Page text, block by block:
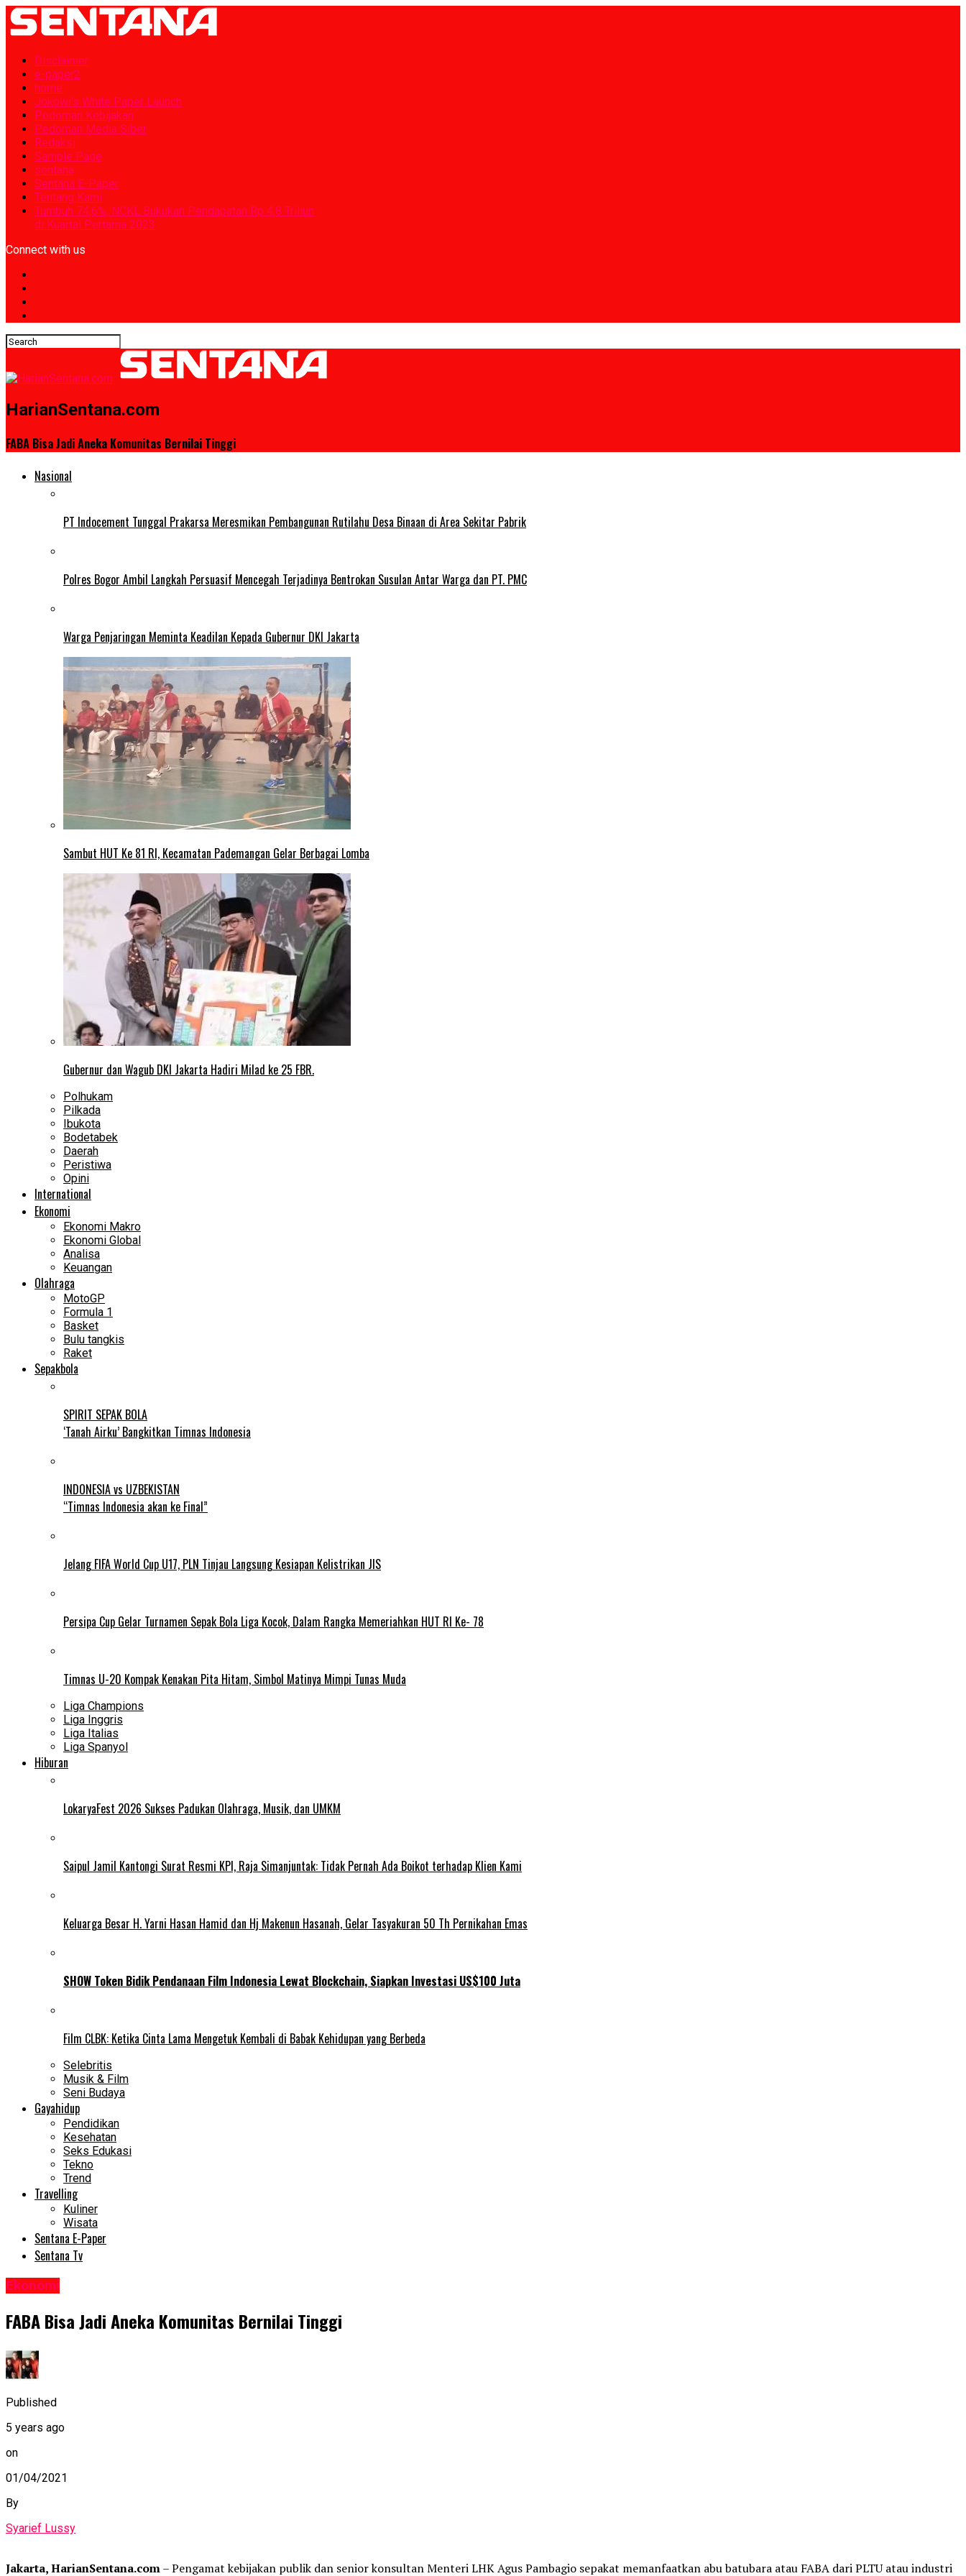
Disclaimer
e-paper2
home
Jokowi’s White Paper Launch
Pedoman Kebijakan
Pedoman Media Siber
Redaksi
Sample Page
sentana
Sentana E-Paper
Tentang Kami
Tumbuh 74,6%, NCKL Bukukan Pendapatan Rp 4,8 Triliun
di Kuartal Pertama 2023
Connect with us
HarianSentana.com
FABA Bisa Jadi Aneka Komunitas Bernilai Tinggi
Nasional
PT Indocement Tunggal Prakarsa Meresmikan Pembangunan Rutilahu Desa Binaan di Area Sekitar Pabrik
Polres Bogor Ambil Langkah Persuasif Mencegah Terjadinya Bentrokan Susulan Antar Warga dan PT. PMC
Warga Penjaringan Meminta Keadilan Kepada Gubernur DKI Jakarta
Sambut HUT Ke 81 RI, Kecamatan Pademangan Gelar Berbagai Lomba
Gubernur dan Wagub DKI Jakarta Hadiri Milad ke 25 FBR.
Polhukam
Pilkada
Ibukota
Bodetabek
Daerah
Peristiwa
Opini
International
Ekonomi
Ekonomi Makro
Ekonomi Global
Analisa
Keuangan
Olahraga
MotoGP
Formula 1
Basket
Bulu tangkis
Raket
Sepakbola
SPIRIT SEPAK BOLA
‘Tanah Airku’ Bangkitkan Timnas Indonesia
INDONESIA vs UZBEKISTAN
“Timnas Indonesia akan ke Final”
Jelang FIFA World Cup U17, PLN Tinjau Langsung Kesiapan Kelistrikan JIS
Persipa Cup Gelar Turnamen Sepak Bola Liga Kocok, Dalam Rangka Memeriahkan HUT RI Ke- 78
Timnas U-20 Kompak Kenakan Pita Hitam, Simbol Matinya Mimpi Tunas Muda
Liga Champions
Liga Inggris
Liga Italias
Liga Spanyol
Hiburan
LokaryaFest 2026 Sukses Padukan Olahraga, Musik, dan UMKM
Saipul Jamil Kantongi Surat Resmi KPI, Raja Simanjuntak: Tidak Pernah Ada Boikot terhadap Klien Kami
Keluarga Besar H. Yarni Hasan Hamid dan Hj Makenun Hasanah, Gelar Tasyakuran 50 Th Pernikahan Emas
SHOW Token Bidik Pendanaan Film Indonesia Lewat Blockchain, Siapkan Investasi US$100 Juta
Film CLBK: Ketika Cinta Lama Mengetuk Kembali di Babak Kehidupan yang Berbeda
Selebritis
Musik & Film
Seni Budaya
Gayahidup
Pendidikan
Kesehatan
Seks Edukasi
Tekno
Trend
Travelling
Kuliner
Wisata
Sentana E-Paper
Sentana Tv
Ekonomi
FABA Bisa Jadi Aneka Komunitas Bernilai Tinggi
Published
5 years ago
on
01/04/2021
By
Syarief Lussy
Jakarta, HarianSentana.com– Pengamat kebijakan publik dan senior konsultan Menteri LHK Agus Pambagio sepakat memanfaatkan abu batubara atau FABA dari PLTU atau industri